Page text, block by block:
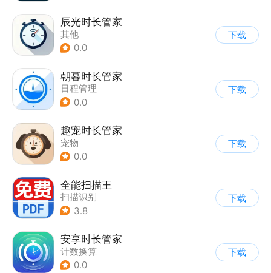
辰光时长管家
其他
0.0
下载
朝暮时长管家
日程管理
0.0
下载
趣宠时长管家
宠物
0.0
下载
全能扫描王
扫描识别
3.8
下载
安享时长管家
计数换算
0.0
下载